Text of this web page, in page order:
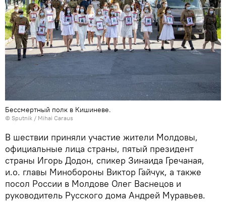
Бессмертный полк в Кишиневе.
© Sputnik / Mihai Caraus
В шествии приняли участие жители Молдовы,
официальные лица страны, пятый президент
страны Игорь Додон, спикер Зинаида Гречаная,
и.о. главы Минобороны Виктор Гайчук, а также
посол России в Молдове Олег Васнецов и
руководитель Русского дома Андрей Муравьев.